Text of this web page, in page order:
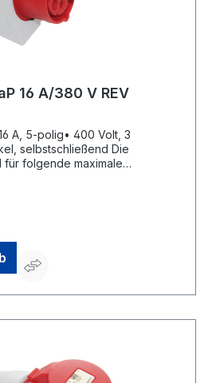
16 A/380 V REV
A, 5-polig• 400 Volt, 3
für folgende maximale
DE, +4960297070,